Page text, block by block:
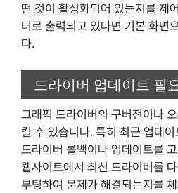
떤 것이 활성화되어 있는지를 제
터로 출력되고 있다면 기본 화면
다.
드라이버 업데이트 필
그래픽 드라이버의 구버전이나
킬 수 있습니다. 특히 최근 업데
드라이버 롤백이나 업데이트를
웹사이트에서 최신 드라이버를
부팅하여 문제가 해결되는지를